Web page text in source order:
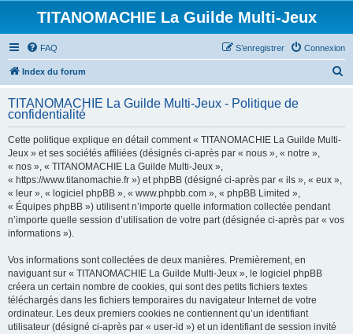
TITANOMACHIE La Guilde Multi-Jeux
FAQ Connexion
S’enregistrer
Index du forum
h
TITANOMACHIE La Guilde Multi-Jeux - Politique de
confidentialité
Cette politique explique en détail comment « TITANOMACHIE La Guilde Multi-
Jeux » et ses sociétés affiliées (désignés ci-après par « nous », « notre »,
« nos », « TITANOMACHIE La Guilde Multi-Jeux »,
« https://www.titanomachie.fr ») et phpBB (désigné ci-après par « ils », « eux »,
« leur », « logiciel phpBB », « www.phpbb.com », « phpBB Limited »,
« Équipes phpBB ») utilisent n’importe quelle information collectée pendant
n’importe quelle session d’utilisation de votre part (désignée ci-après par « vos
informations »).
Vos informations sont collectées de deux manières. Premièrement, en
naviguant sur « TITANOMACHIE La Guilde Multi-Jeux », le logiciel phpBB
créera un certain nombre de cookies, qui sont des petits fichiers textes
téléchargés dans les fichiers temporaires du navigateur Internet de votre
ordinateur. Les deux premiers cookies ne contiennent qu’un identifiant
utilisateur (désigné ci-après par « user-id ») et un identifiant de session invité